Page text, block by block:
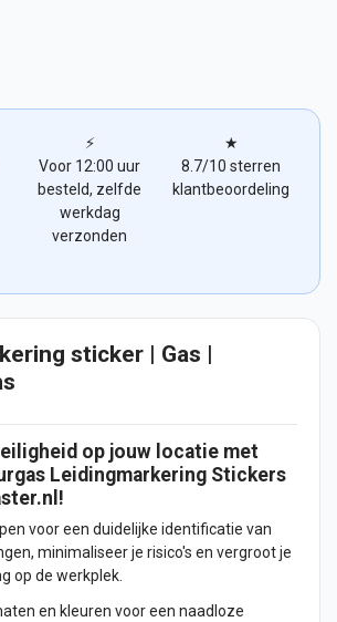
⚡
Voor 12:00 uur
besteld, zelfde
werkdag
verzonden
★
8.7/10 sterren
klantbeoordeling
sticker | Gas |
op jouw locatie met
Leidingmarkering Stickers
voor een duidelijke identificatie van
minimaliseer je risico's en vergroot je
op de werkplek.
en kleuren voor een naadloze